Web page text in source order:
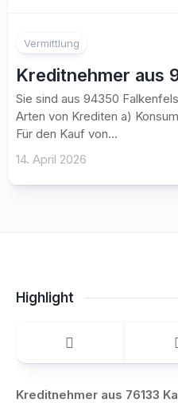
Vermittlung
Kreditnehmer aus
Sie sind aus 94350
Arten von Krediten a)
Für den Kauf von...
14. April 2026
Highlight
Kreditnehmer aus 76133